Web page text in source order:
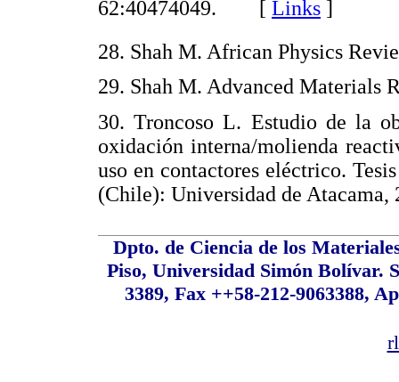
62:40474049. [ Links ]
28. Shah M. African Physics
29. Shah M. Advanced
30. Troncoso L. Estudio de la
oxidación interna/molienda
uso en contactores eléctrico.
(Chile): Universidad de
Dpto. de Ciencia de los
Piso, Universidad Simón Bolívar.
3389, Fax ++58-212-9063388,